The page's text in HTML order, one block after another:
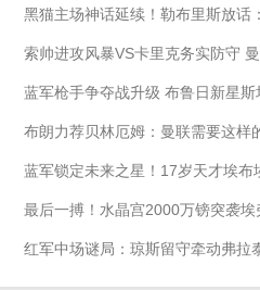
黑猫主场神话延续！勒布里斯放话：借光明
索帅进攻风暴VS卡里克务实防守 曼联两代
蓝军枪手争夺战升级 布鲁日新星斯坦科维奇
布朗力荐贝林厄姆：曼联需要这样的领袖
蓝军锁定未来之星！17岁天才埃布
最后一搏！水晶宫2000万镑突袭埃弗
红军中场谜局：琼斯留守牵动弗拉